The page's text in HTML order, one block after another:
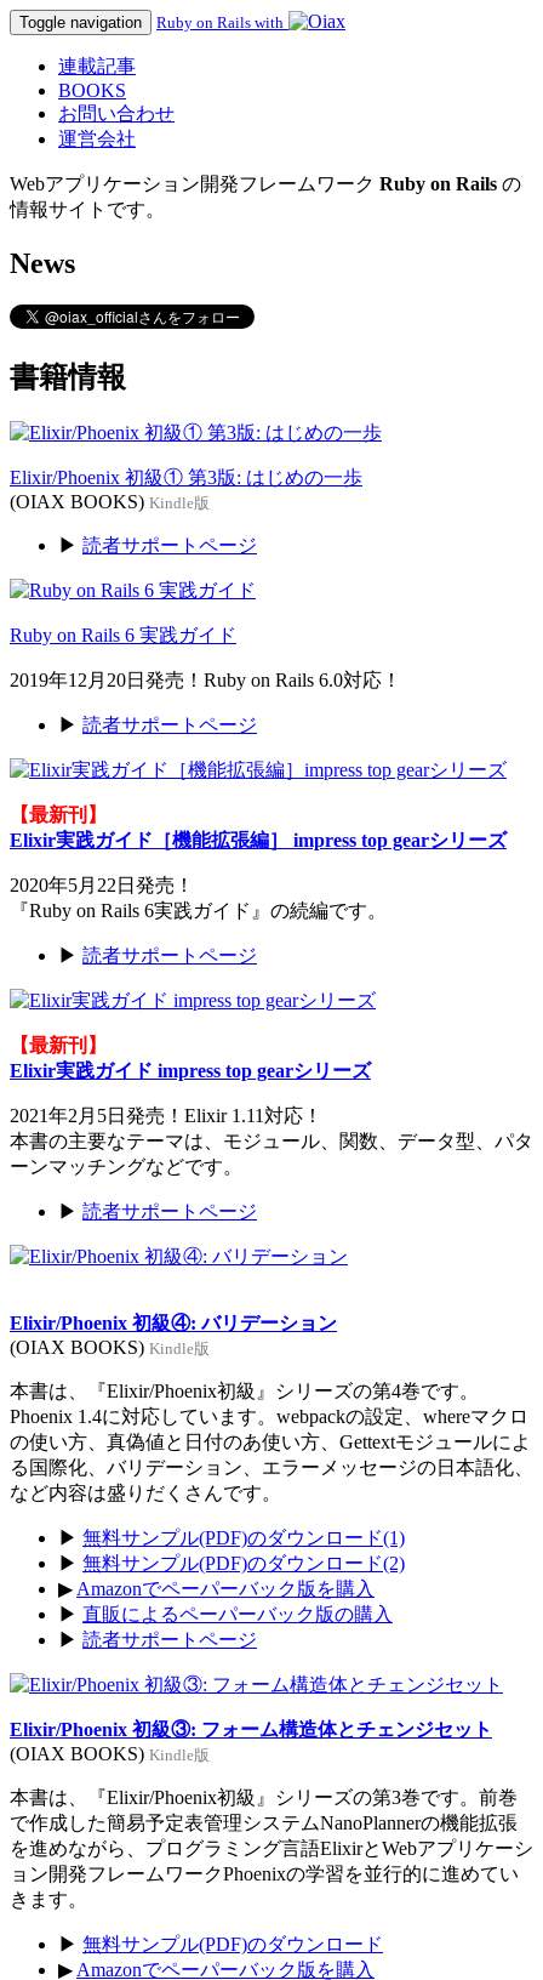
Toggle navigation Ruby on Rails with
連載記事
BOOKS
お問い合わせ
運営会社
Webアプリケーション開発フレームワーク Ruby on Rails の
情報サイトです。
News
書籍情報
Elixir/Phoenix 初級① 第3版: はじめの一歩
(OIAX BOOKS) Kindle版
▶ 読者サポートページ
Ruby on Rails 6 実践ガイド
2019年12月20日発売！Ruby on Rails 6.0対応！
▶ 読者サポートページ
【最新刊】
Elixir実践ガイド［機能拡張編］ impress top gearシリーズ
2020年5月22日発売！
『Ruby on Rails 6実践ガイド』の続編です。
▶ 読者サポートページ
【最新刊】
Elixir実践ガイド impress top gearシリーズ
2021年2月5日発売！Elixir 1.11対応！
本書の主要なテーマは、モジュール、関数、データ型、パタ
ーンマッチングなどです。
▶ 読者サポートページ
Elixir/Phoenix 初級④: バリデーション
(OIAX BOOKS) Kindle版
本書は、『Elixir/Phoenix初級』シリーズの第4巻です。
Phoenix 1.4に対応しています。webpackの設定、whereマクロ
の使い方、真偽値と日付のあ使い方、Gettextモジュールによ
る国際化、バリデーション、エラーメッセージの日本語化、
など内容は盛りだくさんです。
▶ 無料サンプル(PDF)のダウンロード(1)
▶ 無料サンプル(PDF)のダウンロード(2)
▶ Amazonでペーパーバック版を購入
▶ 直販によるペーパーバック版の購入
▶ 読者サポートページ
Elixir/Phoenix 初級③: フォーム構造体とチェンジセット
(OIAX BOOKS) Kindle版
本書は、『Elixir/Phoenix初級』シリーズの第3巻です。前巻
で作成した簡易予定表管理システムNanoPlannerの機能拡張
を進めながら、プログラミング言語ElixirとWebアプリケーシ
ョン開発フレームワークPhoenixの学習を並行的に進めてい
きます。
▶ 無料サンプル(PDF)のダウンロード
▶ Amazonでペーパーバック版を購入